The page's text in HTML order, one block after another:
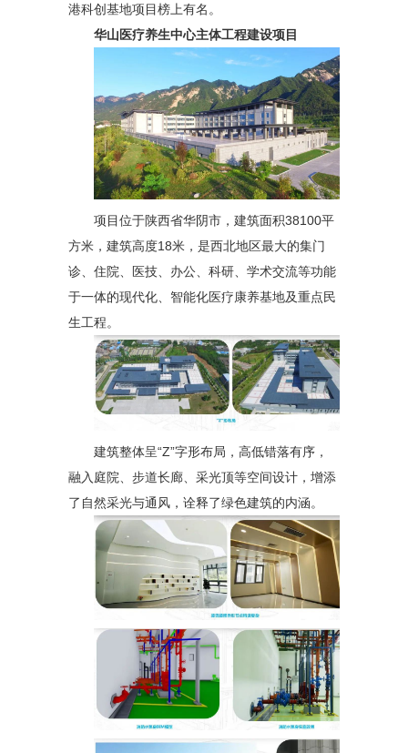
港科创基地项目榜上有名。
华山医疗养生中心主体工程建设项目
项目位于陕西省华阴市，建筑面积38100平
方米，建筑高度18米，是西北地区最大的集门
诊、住院、医技、办公、科研、学术交流等功能
于一体的现代化、智能化医疗康养基地及重点民
生工程。
建筑整体呈“Z”字形布局，高低错落有序，
融入庭院、步道长廊、采光顶等空间设计，增添
了自然采光与通风，诠释了绿色建筑的内涵。